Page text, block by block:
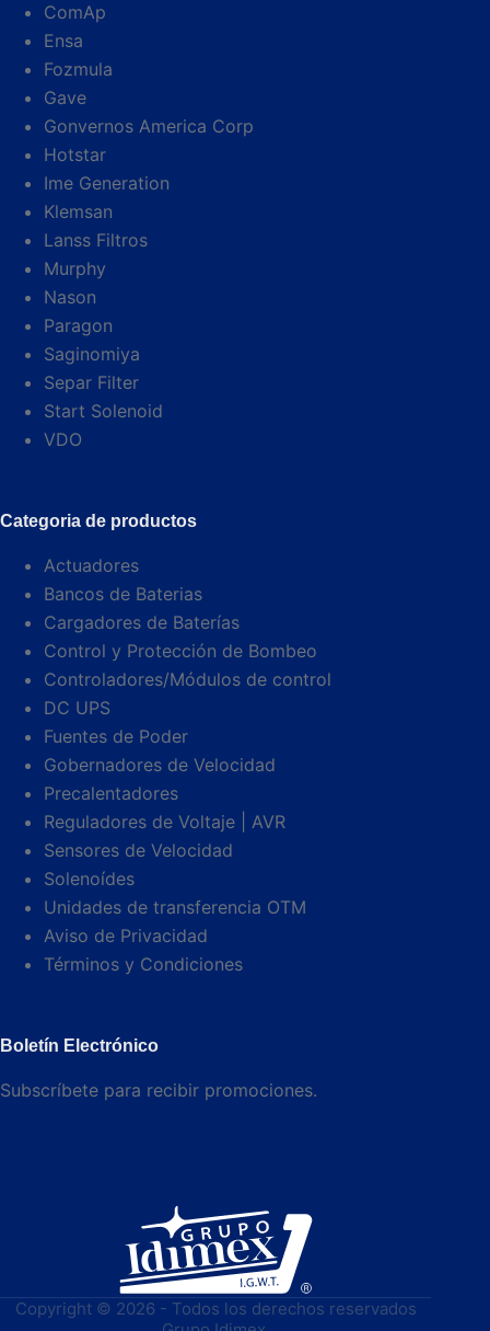
ComAp
Ensa
Fozmula
Gave
Gonvernos America Corp
Hotstar
Ime Generation
Klemsan
Lanss Filtros
Murphy
Nason
Paragon
Saginomiya
Separ Filter
Start Solenoid
VDO
Categoria de productos
Actuadores
Bancos de Baterias
Cargadores de Baterías
Control y Protección de Bombeo
Controladores/Módulos de control
DC UPS
Fuentes de Poder
Gobernadores de Velocidad
Precalentadores
Reguladores de Voltaje | AVR
Sensores de Velocidad
Solenoídes
Unidades de transferencia OTM
Aviso de Privacidad
Términos y Condiciones
Boletín Electrónico
Subscríbete para recibir promociones.
Copyright © 2026 - Todos los derechos reservados